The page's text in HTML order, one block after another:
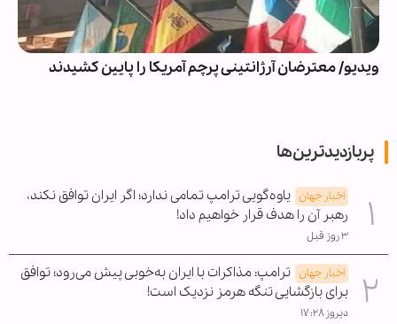
ویدیو/ معترضان آرژانتینی پرچم آمریکا را پایین کشیدند
پربازدیدترین‌ها
اخبار جهان یاوه‌گویی ترامپ تمامی ندارد؛ اگر ایران توافق نکند،
رهبر آن را هدف قرار خواهیم داد!
۳ روز قبل
اخبار جهان ترامپ: مذاکرات با ایران به‌خوبی پیش می‌رود؛ توافق
برای بازگشایی تنگه هرمز نزدیک است!
دیروز ۱۷:۲۸